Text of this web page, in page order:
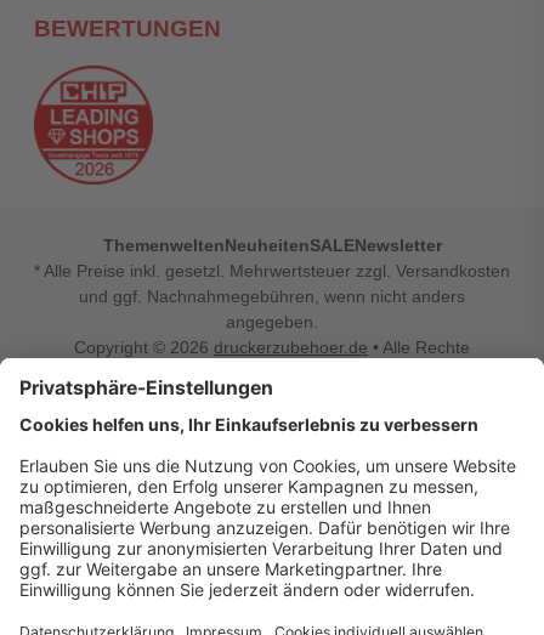
BEWERTUNGEN
ThemenweltenNeuheitenSALENewsletter
* Alle Preise inkl. gesetzl. Mehrwertsteuer zzgl. Versandkosten
und ggf. Nachnahmegebühren, wenn nicht anders
angegeben.
Copyright © 2026 druckerzubehoer.de • Alle Rechte
Vertrag widerrufen
Druckerzubehoer.de – preiswerte Qualität für Ihr Office
Sie sind auf der Suche nach dem passenden Druckerzubehör
oder Zubehör für das Büro, den Computer oder Ihr
Smartphone? Dann sind Sie bei Druckerzubehoer.de genau
richtig! Unser breites Sortiment bietet unter anderem Tinte
und Toner für alle gängigen Druckermodelle – großer sowie
kleiner Hersteller. Zugleich sind wir Ihr Online Fachhandel für